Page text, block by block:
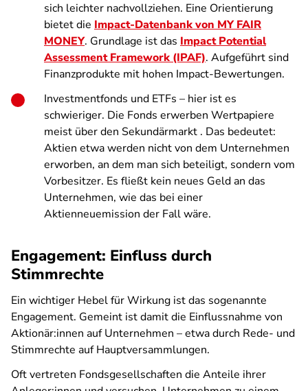
sich leichter nachvollziehen. Eine Orientierung
bietet die Impact-Datenbank von MY FAIR
MONEY. Grundlage ist das Impact Potential
Assessment Framework (IPAF). Aufgeführt sind
Finanzprodukte mit hohen Impact-Bewertungen.
Investmentfonds und ETFs – hier ist es
schwieriger. Die Fonds erwerben Wertpapiere
meist über den Sekundärmarkt . Das bedeutet:
Aktien etwa werden nicht von dem Unternehmen
erworben, an dem man sich beteiligt, sondern vom
Vorbesitzer. Es fließt kein neues Geld an das
Unternehmen, wie das bei einer
Aktienneuemission der Fall wäre.
Engagement: Einfluss durch
Stimmrechte
Ein wichtiger Hebel für Wirkung ist das sogenannte
Engagement. Gemeint ist damit die Einflussnahme von
Aktionär:innen auf Unternehmen – etwa durch Rede- und
Stimmrechte auf Hauptversammlungen.
Oft vertreten Fondsgesellschaften die Anteile ihrer